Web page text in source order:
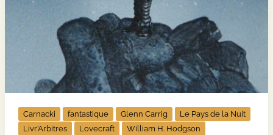
Carnacki fantastique Glenn Carrig
Le Pays de la Nuit
Livr’Arbitres
Lovecraft William H. Hodgson